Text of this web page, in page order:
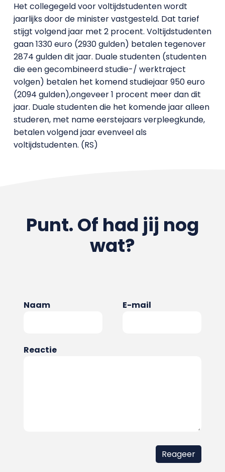
Het collegegeld voor voltijdstudenten wordt
jaarlijks door de minister vastgesteld. Dat tarief
stijgt volgend jaar met 2 procent. Voltijdstudenten
gaan 1330 euro (2930 gulden) betalen tegenover
2874 gulden dit jaar. Duale studenten (studenten
die een gecombineerd studie-/ werktraject
volgen) betalen het komend studiejaar 950 euro
(2094 gulden),ongeveer 1 procent meer dan dit
jaar. Duale studenten die het komende jaar alleen
studeren, met name eerstejaars verpleegkunde,
betalen volgend jaar evenveel als
voltijdstudenten. (RS)
Punt. Of had jij nog
wat?
Naam E-mail
Reactie